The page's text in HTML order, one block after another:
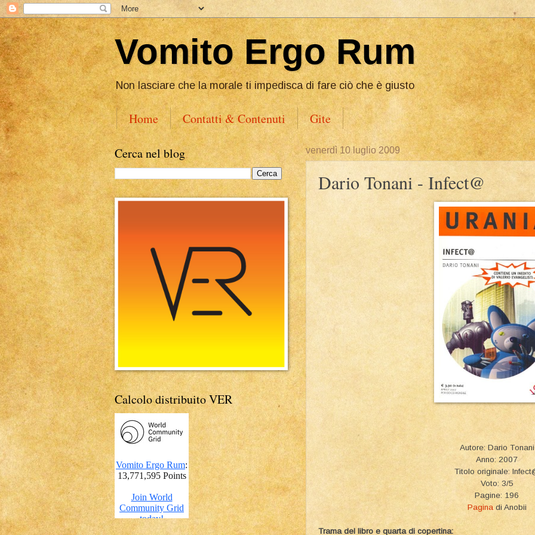
Vomito Ergo Rum
Non lasciare che la morale ti impedisca di fare ciò che è giusto
Home Contatti & Contenuti Gite
venerdì 10 luglio 2009
Dario Tonani - Infect@
Autore: Dario Tonani
Anno: 2007
Titolo originale:
Voto: 3/5
Pagine: 196
Pagina di Anobii
Trama del libro e quarta di copertina:
Cerca nel blog
Calcolo distribuito VER